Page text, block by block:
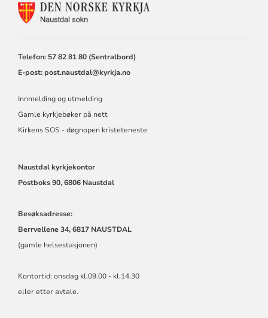
KONTAKTINFORMASJON
Telefon: 57 82 81 80 (Sentralbord)
E-post:post.naustdal@kyrkja.no
Innmelding og utmelding
Gamle kyrkjebøker på nett
Kirkens SOS - døgnopen kristeteneste
Naustdal kyrkjekontor
Postboks 90,6806 Naustdal
Besøksadresse:
Berrvellene 34, 6817 NAUSTDAL
(gamle helsestasjonen)
Kontortid: onsdag kl.09.00 - kl.14.30
eller etter avtale.